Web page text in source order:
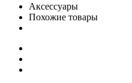
Аксессуары
Похожие товары